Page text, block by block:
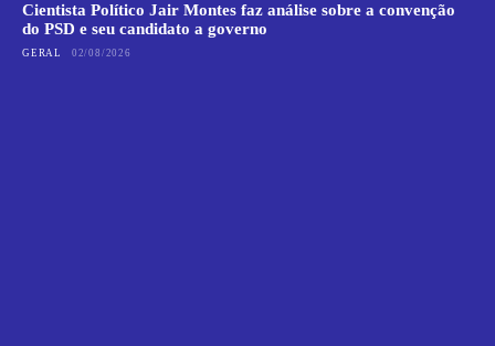
Cientista Político Jair Montes faz análise sobre a convenção
do PSD e seu candidato a governo
GERAL 02/08/2026